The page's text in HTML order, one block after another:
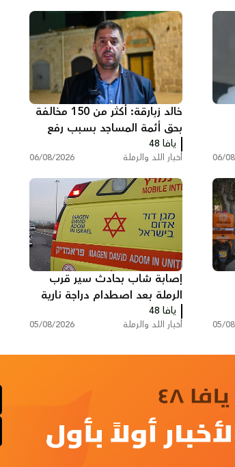
06/
خالد زبارقة: أكثر من 150 مخالفة
بحق أئمة المساجد بسبب رفع
الأذان في اللد
يافا 48
أخبار اللد والرملة 06/08/2026
05/
إصابة شاب بحادث سير قرب
الرملة بعد اصطدام دراجة نارية
بسيارة
يافا 48
أخبار اللد والرملة 05/08/2026